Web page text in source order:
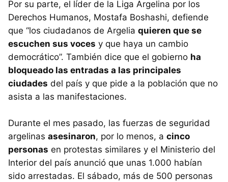
Por su parte, el líder de la Liga Argelina por los
Derechos Humanos, Mostafa Boshashi, defiende
que “los ciudadanos de Argelia quieren que se
escuchen sus voces y que haya un cambio
democrático”. También dice que el gobierno ha
bloqueado las entradas a las principales
ciudades del país y que pide a la población que no
asista a las manifestaciones.
Durante el mes pasado, las fuerzas de seguridad
argelinas asesinaron, por lo menos, a cinco
personas en protestas similares y el Ministerio del
Interior del país anunció que unas 1.000 habían
sido arrestadas. El sábado, más de 500 personas